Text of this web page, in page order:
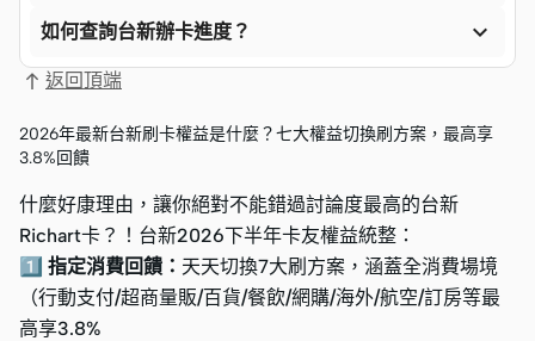
如何查詢台新辦卡進度？ 
返回頂端
2026年最新台新刷卡權益是什麼？七大權益切換刷方案，最高享
3.8%回饋
什麼好康理由，讓你絕對不能錯過討論度最高的台新
Richart卡？！台新2026下半年卡友權益統整：
1️⃣ 指定消費回饋： 天天切換7大刷方案，涵蓋全消費場境
（行動支付/超商量販/百貨/餐飲/網購/海外/航空/訂房等最
高享3.8%